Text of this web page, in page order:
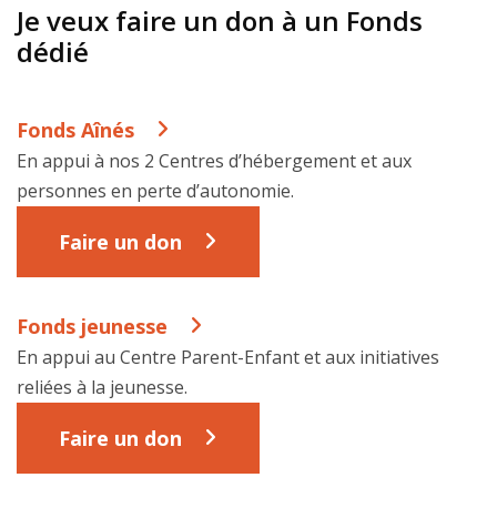
Je veux faire un don à un Fonds
dédié
Fonds Aînés
En appui à nos 2 Centres d’hébergement et aux
personnes en perte d’autonomie.
Faire un don
Fonds jeunesse
En appui au Centre Parent-Enfant et aux initiatives
reliées à la jeunesse.
Faire un don